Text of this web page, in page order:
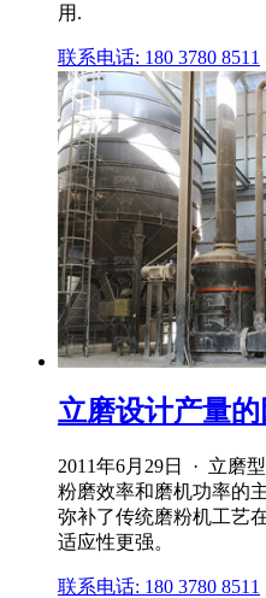
用.
联系电话: 180 3780 8511
立磨设计产量
2011年6月29日 · 立磨
粉磨效率和磨机功率的
弥补了传统磨粉机工艺
适应性更强。
联系电话: 180 3780 8511